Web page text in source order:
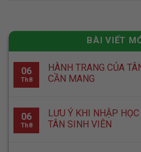
BÀI VIẾT
06
Th8
HÀNH TRANG CỦA
CẦN MANG
06
Th8
LƯU Ý KHI NHẬP
TÂN SINH VIÊN